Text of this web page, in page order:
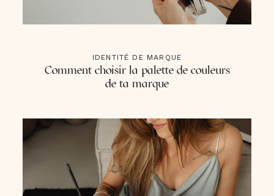
IDENTITÉ DE MARQUE
Comment choisir la palette de couleurs
de ta marque